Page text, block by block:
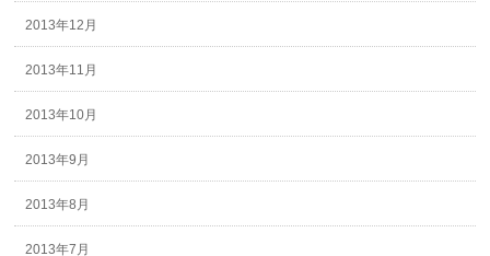
2013年12月
2013年11月
2013年10月
2013年9月
2013年8月
2013年7月